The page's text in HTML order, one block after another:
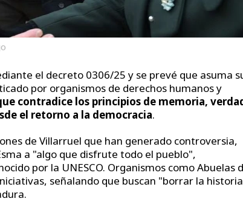
el decreto 0306/25 y se prevé que asuma
por organismos de derechos humanos y
contradice los principios de memoria,
el retorno a la democracia.
de Villarruel que han generado controversia,
a "algo que disfrute todo el pueblo",
por la UNESCO. Organismos como Abuelas
señalando que buscan "borrar la